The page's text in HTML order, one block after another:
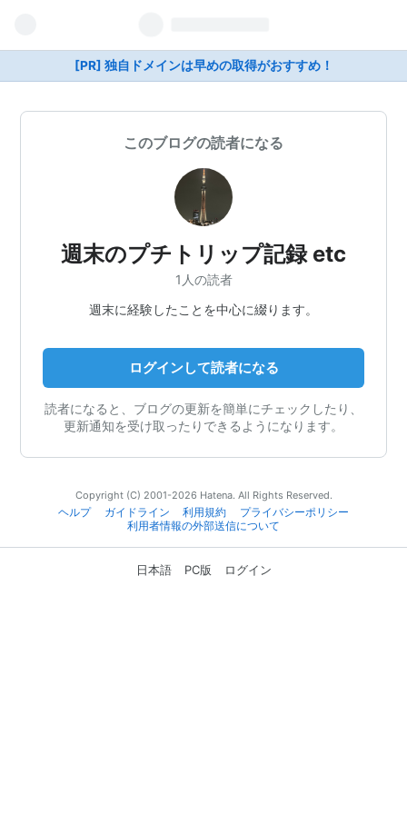
[PR] 独自ドメインは早めの取得がおすすめ！
このブログの読者になる
週末のプチトリップ記録 etc
1人の読者
週末に経験したことを中心に綴ります。
ログインして読者になる
読者になると、ブログの更新を簡単にチェックしたり、
更新通知を受け取ったりできるようになります。
Copyright (C) 2001-2026 Hatena. All Rights Reserved.
ヘルプ
ガイドライン 利用規約
プライバシーポリシー
利用者情報の外部送信について
日本語 PC版 ログイン